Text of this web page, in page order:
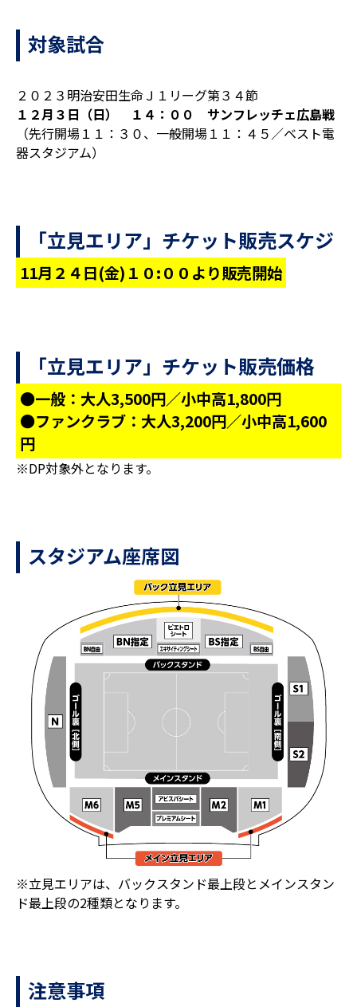
対象試合
２０２３明治安田生命Ｊ１リーグ第３４節
１２月３日（日） １４：００ サンフレッチェ広島戦
（先行開場１１：３０、一般開場１１：４５／ベスト電
器スタジアム）
「立見エリア」チケット販売スケジ
ュール
11月２４日(金)１０:００より販売開始
「立見エリア」チケット販売価格
●一般：大人3,500円／小中高1,800円
●ファンクラブ：大人3,200円／小中高1,600
円
※DP対象外となります。
スタジアム座席図
※立見エリアは、バックスタンド最上段とメインスタン
ド最上段の2種類となります。
注意事項